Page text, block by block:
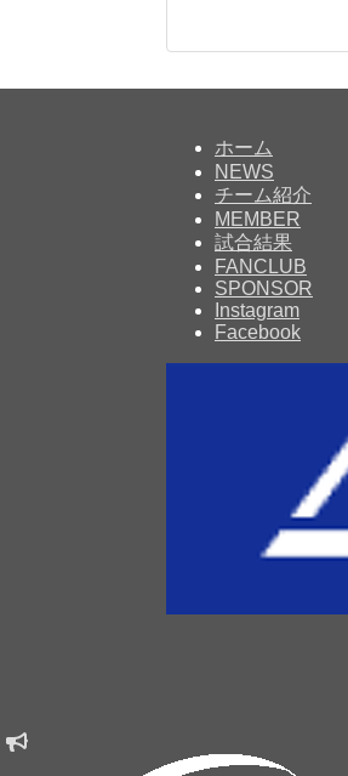
ホーム
NEWS
チーム紹介
MEMBER
試合結果
FANCLUB
SPONSOR
Instagram
Facebook